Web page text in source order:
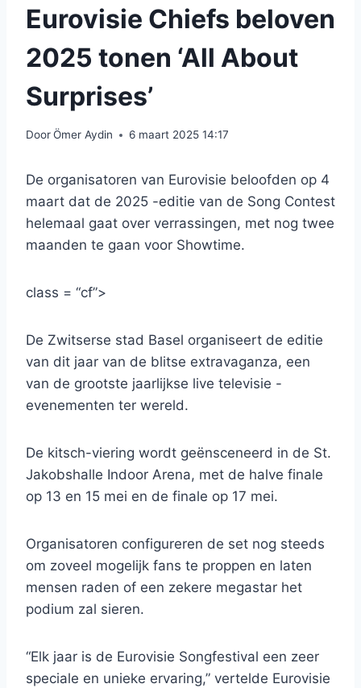
Eurovisie Chiefs beloven
2025 tonen ‘All About
Surprises’
DoorÖmer Aydin 6 maart 2025 14:17
De organisatoren van Eurovisie beloofden op 4
maart dat de 2025 -editie van de Song Contest
helemaal gaat over verrassingen, met nog twee
maanden te gaan voor Showtime.
class = “cf”>
De Zwitserse stad Basel organiseert de editie
van dit jaar van de blitse extravaganza, een
van de grootste jaarlijkse live televisie -
evenementen ter wereld.
De kitsch-viering wordt geënsceneerd in de St.
Jakobshalle Indoor Arena, met de halve finale
op 13 en 15 mei en de finale op 17 mei.
Organisatoren configureren de set nog steeds
om zoveel mogelijk fans te proppen en laten
mensen raden of een zekere megastar het
podium zal sieren.
“Elk jaar is de Eurovisie Songfestival een zeer
speciale en unieke ervaring,” vertelde Eurovisie